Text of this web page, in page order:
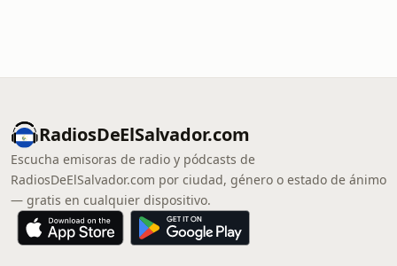
RadiosDeElSalvador.com
Escucha emisoras de radio y pódcasts de
RadiosDeElSalvador.com por ciudad, género o estado de ánimo
— gratis en cualquier dispositivo.